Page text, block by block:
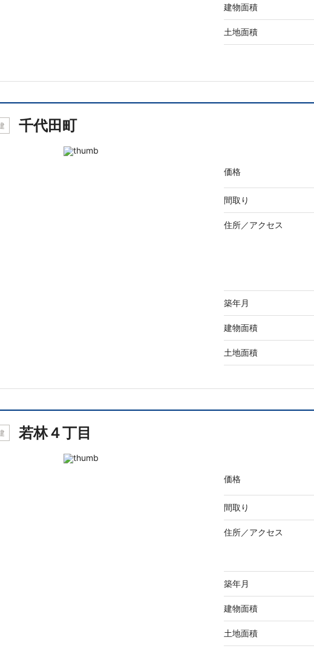
建物面積
土地面積
千代田町
価格
間取り
住所／アクセス
築年月
建物面積
土地面積
若林４丁目
価格
間取り
住所／アクセス
築年月
建物面積
土地面積